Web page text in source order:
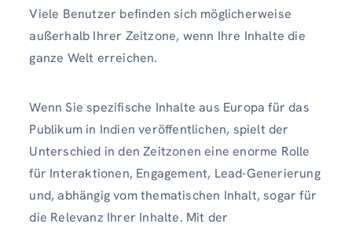
Viele Benutzer befinden sich möglicherweise
außerhalb Ihrer Zeitzone, wenn Ihre Inhalte die
ganze Welt erreichen.
Wenn Sie spezifische Inhalte aus Europa für das
Publikum in Indien veröffentlichen, spielt der
Unterschied in den Zeitzonen eine enorme Rolle
für Interaktionen, Engagement, Lead-Generierung
und, abhängig vom thematischen Inhalt, sogar für
die Relevanz Ihrer Inhalte. Mit der